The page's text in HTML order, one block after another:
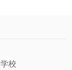
学校